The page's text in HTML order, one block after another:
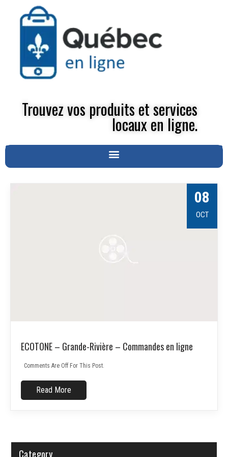
Trouvez vos produits et services
locaux en ligne.
08
OCT
ECOTONE – Grande-Rivière – Commandes en ligne
Comments Are Off For This Post.
Read More
Category